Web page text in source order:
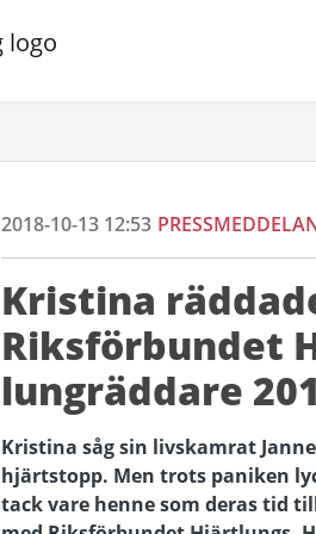
2018-10-13 12:53
Kristina
Riksförbundet
lungräddare
Kristina såg sin livskamrat
hjärtstopp. Men trots paniken
tack vare henne som deras tid